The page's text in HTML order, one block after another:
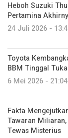
Heboh Suzuki
Pertamina
24 Juli 2026 -
Toyota
BBM Tinggal
6 Mei 2026 - 21:04
Fakta
Tawaran
Tewas Misterius